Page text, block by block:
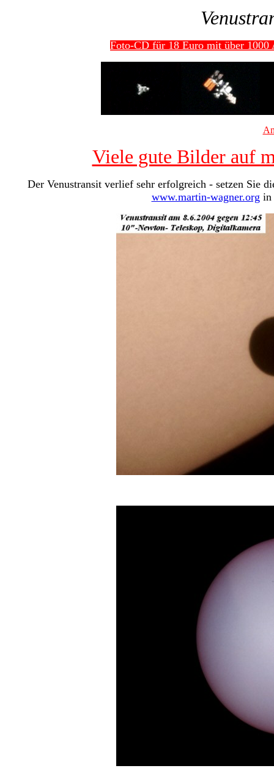
Foto-CD für 18 Euro mit über
Viele gute Bilder auf
Der Venustransit verlief sehr erfolgreich - setzen Sie
www.martin-wagner.org in